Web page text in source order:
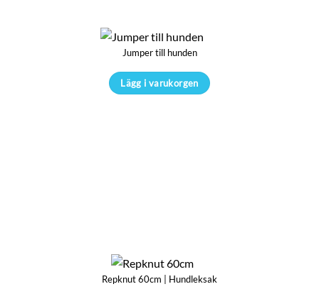
kan
väljas
på
produktsidan
Jumper till hunden
Lägg i varukorgen
kan
väljas
Repknut 60cm | Hundleksak